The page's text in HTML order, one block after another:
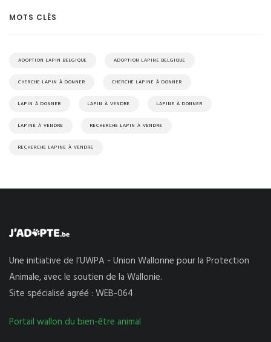
MOTS CLÉS
ADOPTION LAPIN BELGIQUE ADOPTION LAPINE BELGIQUE
CHERCHE LAPIN À DONNER CHERCHE LAPINE À DONNER
LAPIN À DONNER LAPIN À VENDRE LAPINE À DONNER
LAPINE À VENDRE RECHERCHE LAPIN À VENDRE
RECHERCHE LAPINE À VENDRE
Une initiative de l’UWPA - Union Wallonne pour la Protection
Animale, avec le soutien de la Wallonie.
Site spécialisé agréé : WEB-064
Portail wallon du bien-être animal